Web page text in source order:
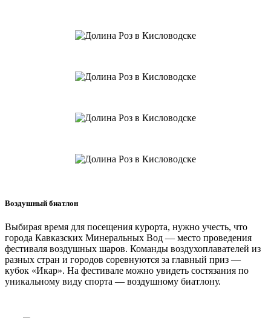
Воздушный биатлон
Выбирая время для посещения курорта, нужно учесть, что
города Кавказских Минеральных Вод — место проведения
фестиваля воздушных шаров. Команды воздухоплавателей из
разных стран и городов соревнуются за главный приз —
кубок «Икар». На фестивале можно увидеть состязания по
уникальному виду спорта — воздушному биатлону.